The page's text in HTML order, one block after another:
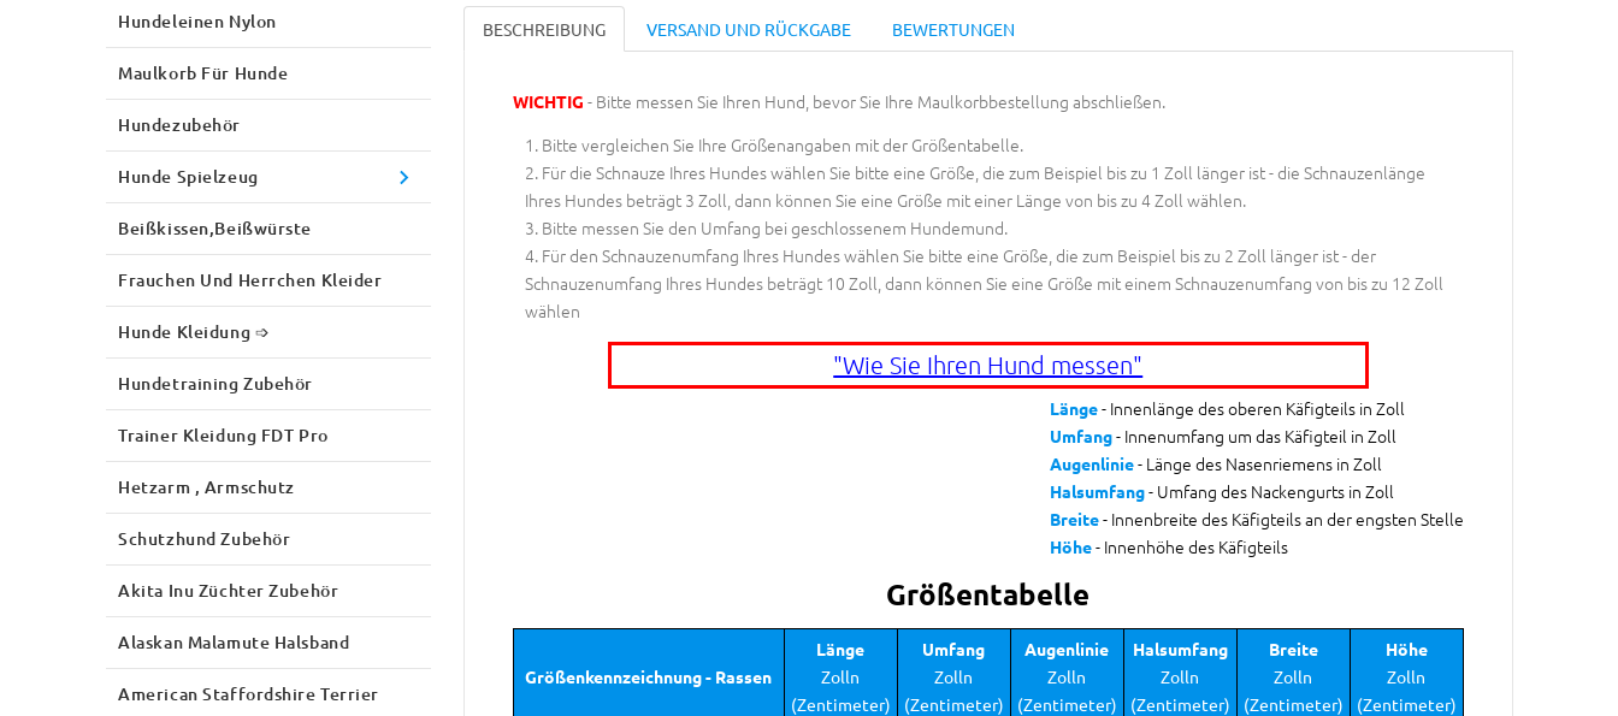
BESCHREIBUNG VERSAND UND RÜCKGABE BEWERTUNGEN
WICHTIG - Bitte messen Sie Ihren Hund, bevor Sie Ihre Maulkorbbestellung abschließen.
Bitte vergleichen Sie Ihre Größenangaben mit der Größentabelle.
Für die Schnauze Ihres Hundes wählen Sie bitte eine Größe, die zum Beispiel bis zu 1 Zoll länger ist - die Schnauzenlänge
Ihres Hundes beträgt 3 Zoll, dann können Sie eine Größe mit einer Länge von bis zu 4 Zoll wählen.
Bitte messen Sie den Umfang bei geschlossenem Hundemund.
Für den Schnauzenumfang Ihres Hundes wählen Sie bitte eine Größe, die zum Beispiel bis zu 2 Zoll länger ist - der
Schnauzenumfang Ihres Hundes beträgt 10 Zoll, dann können Sie eine Größe mit einem Schnauzenumfang von bis zu 12 Zoll
wählen
"Wie Sie Ihren Hund messen"
Länge- Innenlänge des oberen Käfigteils in Zoll
Umfang- Innenumfang um das Käfigteil in Zoll
Augenlinie- Länge des Nasenriemens in Zoll
Halsumfang- Umfang des Nackengurts in Zoll
Breite- Innenbreite des Käfigteils an der engsten Stelle
Höhe- Innenhöhe des Käfigteils
Größentabelle
Größenkennzeichnung - Rassen
Länge
Zolln
(Zentimeter)
Umfang
Zolln
(Zentimeter)
Augenlinie
Zolln
(Zentimeter)
Halsumfang
Zolln
(Zentimeter)
Breite
Zolln
(Zentimeter)
Höhe
Zolln
(Zentimeter)
Hundeleinen Nylon
Maulkorb Für Hunde
Hundezubehör
Hunde Spielzeug
Beißkissen,Beißwürste
Frauchen Und Herrchen Kleider
Hunde Kleidung ➩
Hundetraining Zubehör
Trainer Kleidung FDT Pro
Hetzarm , Armschutz
Schutzhund Zubehör
Akita Inu Züchter Zubehör
Alaskan Malamute Halsband
American Staffordshire Terrier